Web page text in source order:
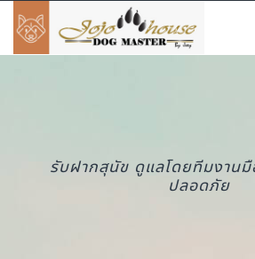
รับฝากสุนัข ดูแลโดยทีมงานมื
ปลอดภัย